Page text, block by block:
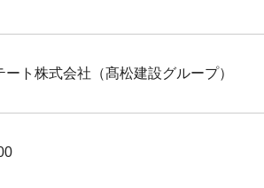
ート株式会社（髙松建設グループ）